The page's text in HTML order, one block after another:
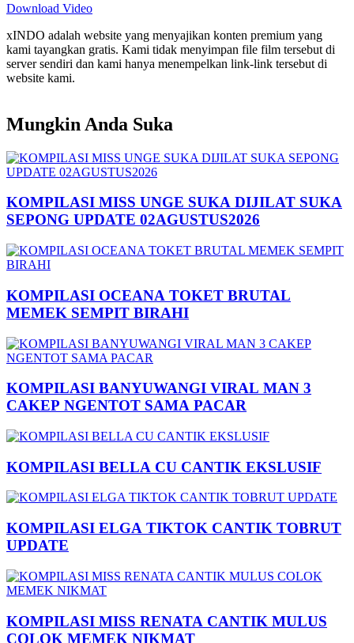
Download Video
xINDO adalah website yang menyajikan konten premium yang
kami tayangkan gratis. Kami tidak menyimpan file film tersebut di
server sendiri dan kami hanya menempelkan link-link tersebut di
website kami.
Mungkin Anda Suka
KOMPILASI MISS UNGE SUKA DIJILAT SUKA
SEPONG UPDATE 02AGUSTUS2026
KOMPILASI OCEANA TOKET BRUTAL
MEMEK SEMPIT BIRAHI
KOMPILASI BANYUWANGI VIRAL MAN 3
CAKEP NGENTOT SAMA PACAR
KOMPILASI BELLA CU CANTIK EKSLUSIF
KOMPILASI ELGA TIKTOK CANTIK TOBRUT
UPDATE
KOMPILASI MISS RENATA CANTIK MULUS
COLOK MEMEK NIKMAT